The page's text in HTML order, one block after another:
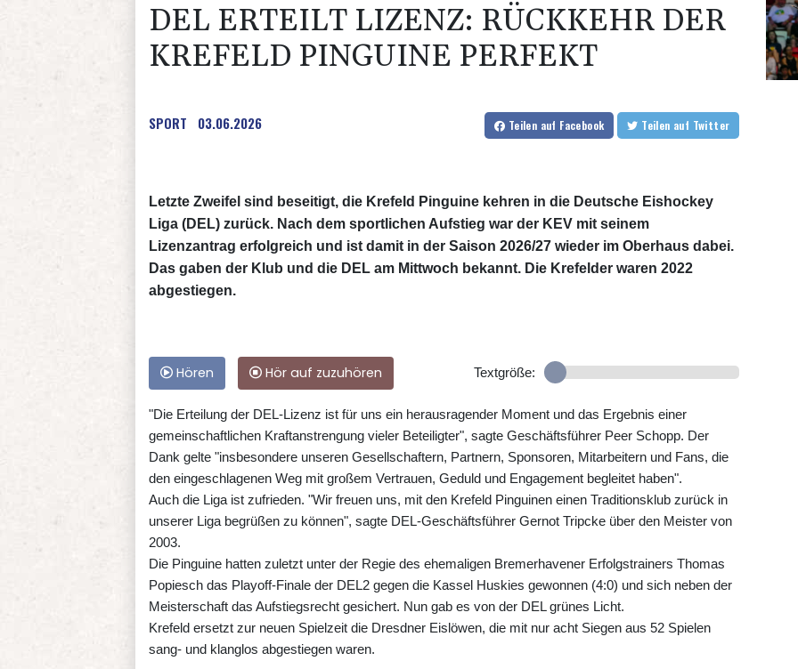
DEL ERTEILT LIZENZ: RÜCKKEHR DER
KREFELD PINGUINE PERFEKT
SPORT 03.06.2026 Teilen auf Facebook Teilen auf Twitter
Letzte Zweifel sind beseitigt, die Krefeld Pinguine kehren in die Deutsche Eishockey
Liga (DEL) zurück. Nach dem sportlichen Aufstieg war der KEV mit seinem
Lizenzantrag erfolgreich und ist damit in der Saison 2026/27 wieder im Oberhaus dabei.
Das gaben der Klub und die DEL am Mittwoch bekannt. Die Krefelder waren 2022
abgestiegen.
Hören Hör auf zuzuhören Textgröße:
"Die Erteilung der DEL-Lizenz ist für uns ein herausragender Moment und das Ergebnis einer
gemeinschaftlichen Kraftanstrengung vieler Beteiligter", sagte Geschäftsführer Peer Schopp. Der
Dank gelte "insbesondere unseren Gesellschaftern, Partnern, Sponsoren, Mitarbeitern und Fans, die
den eingeschlagenen Weg mit großem Vertrauen, Geduld und Engagement begleitet haben".
Auch die Liga ist zufrieden. "Wir freuen uns, mit den Krefeld Pinguinen einen Traditionsklub zurück in
unserer Liga begrüßen zu können", sagte DEL-Geschäftsführer Gernot Tripcke über den Meister von
2003.
Die Pinguine hatten zuletzt unter der Regie des ehemaligen Bremerhavener Erfolgstrainers Thomas
Popiesch das Playoff-Finale der DEL2 gegen die Kassel Huskies gewonnen (4:0) und sich neben der
Meisterschaft das Aufstiegsrecht gesichert. Nun gab es von der DEL grünes Licht.
Krefeld ersetzt zur neuen Spielzeit die Dresdner Eislöwen, die mit nur acht Siegen aus 52 Spielen
sang- und klanglos abgestiegen waren.